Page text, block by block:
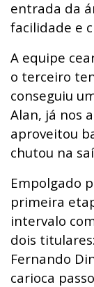
entrada da
facilidade e
A equipe
o terceiro
conseguiu
Alan, já nos
aproveitou
chutou na
Empolgado
primeira
intervalo
dois
Fernando
carioca